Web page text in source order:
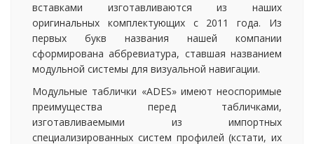
вставками изготавливаются из наших
оригинальных комплектующих с 2011 года. Из
первых букв названия нашей компании
сформирована аббревиатура, ставшая названием
модульной системы для визуальной навигации.
Модульные таблички «ADES» имеют неоспоримые
преимущества перед табличками,
изготавливаемыми из импортных
специализированных систем профилей (кстати, их